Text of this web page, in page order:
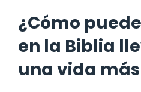
¿Cómo
en la Biblia
una vida